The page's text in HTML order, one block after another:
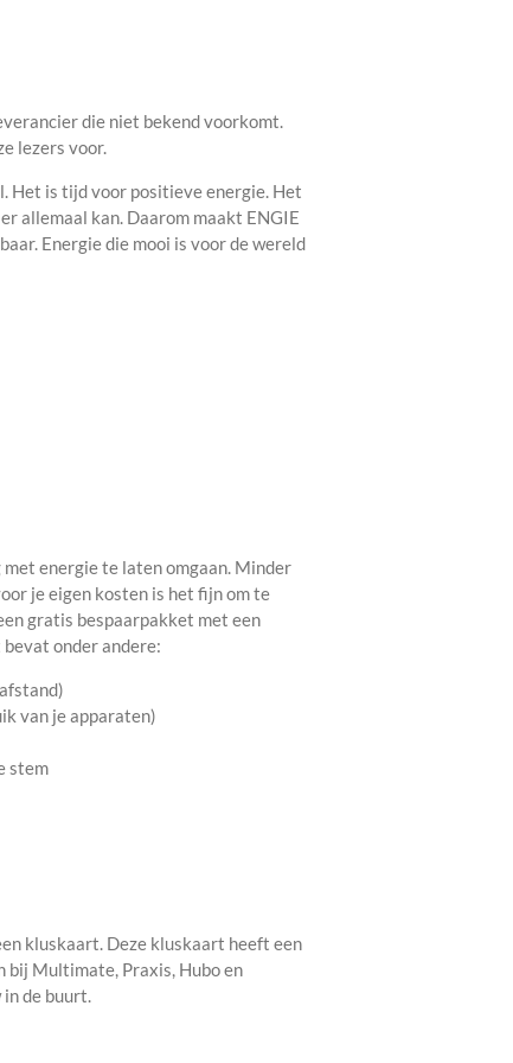
die niet bekend voorkomt.
lezers voor.
Het is tijd voor positieve energie. Het
allemaal kan. Daarom maakt ENGIE
Energie die mooi is voor de wereld
energie te laten omgaan. Minder
je eigen kosten is het fijn om te
gratis bespaarpakket met een
onder andere:
van je apparaten)
stem
kluskaart. Deze kluskaart heeft een
bij Multimate, Praxis, Hubo en
de buurt.